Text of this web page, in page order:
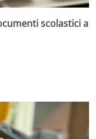
scolastici a